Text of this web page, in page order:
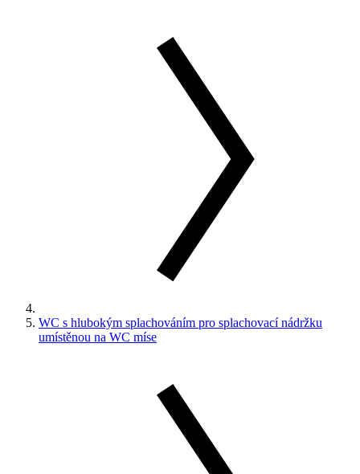
WC s hlubokým splachováním pro splachovací nádržku
umístěnou na WC míse